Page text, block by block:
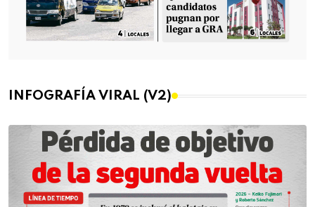
INFOGRAFÍA VIRAL (V2)